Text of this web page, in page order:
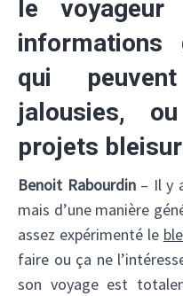
le
informations
qui
jalousies,
projets
Benoit Rabourdin– Il y
mais d’une manière
assez expérimenté le
faire ou ça ne
son voyage est